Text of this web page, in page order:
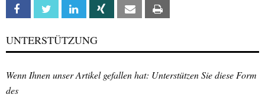
Facebook Twitter Linkedin Xing Email
UNTERSTÜTZUNG
Wenn Ihnen unser Artikel gefallen hat: Unterstützen Sie diese Form
des